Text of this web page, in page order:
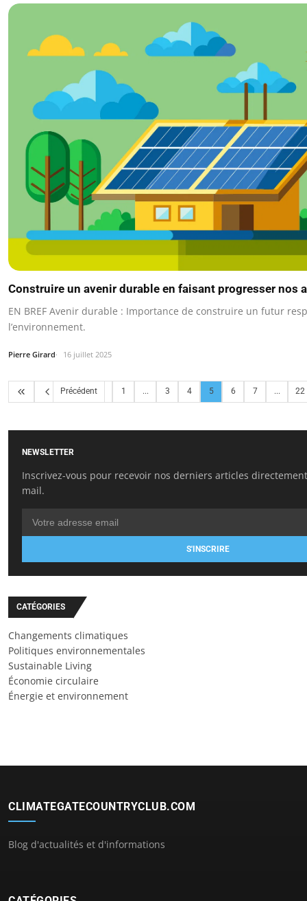
Construire un avenir durable en faisant progresser nos
EN BREF Avenir durable : Importance de construire un futur
l’environnement.
Pierre Girard 16 juillet 2025
Précédent 1 ... 3 4 5 6 7 ... 22
NEWSLETTER
Inscrivez-vous pour recevoir nos derniers articles
mail.
S'INSCRIRE
CATÉGORIES
Changements climatiques
Politiques environnementales
Sustainable Living
Économie circulaire
Énergie et environnement
CLIMATEGATECOUNTRYCLUB.COM
Blog d'actualités et d'informations